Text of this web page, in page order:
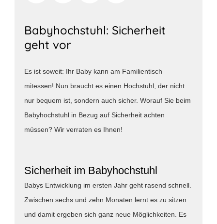
Babyhochstuhl: Sicherheit
geht vor
Es ist soweit: Ihr Baby kann am Familientisch
mitessen! Nun braucht es einen Hochstuhl, der nicht
nur bequem ist, sondern auch sicher. Worauf Sie beim
Babyhochstuhl in Bezug auf Sicherheit achten
müssen? Wir verraten es Ihnen!
Sicherheit im Babyhochstuhl
Babys Entwicklung im ersten Jahr geht rasend schnell.
Zwischen sechs und zehn Monaten lernt es zu sitzen
und damit ergeben sich ganz neue Möglichkeiten. Es